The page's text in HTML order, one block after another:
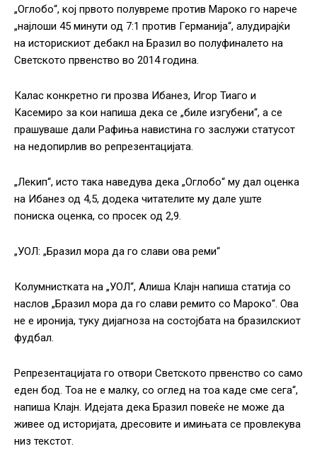
„Оглобо“, кој првото полувреме против Мароко го нарече
„најлоши 45 минути од 7:1 против Германија“, алудирајќи
на историскиот дебакл на Бразил во полуфиналето на
Светското првенство во 2014 година.
Калас конкретно ги прозва Ибанез, Игор Тиаго и
Касемиро за кои напиша дека се „биле изгубени“, а се
прашуваше дали Рафиња навистина го заслужи статусот
на недопирлив во репрезентацијата.
„Лекип“, исто така наведува дека „Оглобо“ му дал оценка
на Ибанез од 4,5, додека читателите му дале уште
пониска оценка, со просек од 2,9.
„УОЛ: „Бразил мора да го слави ова реми“
Колумнистката на „УОЛ“, Алиша Клајн напиша статија со
наслов „Бразил мора да го слави ремито со Мароко“. Ова
не е иронија, туку дијагноза на состојбата на бразилскиот
фудбал.
Репрезентацијата го отвори Светското првенство со само
еден бод. Тоа не е малку, со оглед на тоа каде сме сега“,
напиша Клајн. Идејата дека Бразил повеќе не може да
живее од историјата, дресовите и имињата се провлекува
низ текстот.